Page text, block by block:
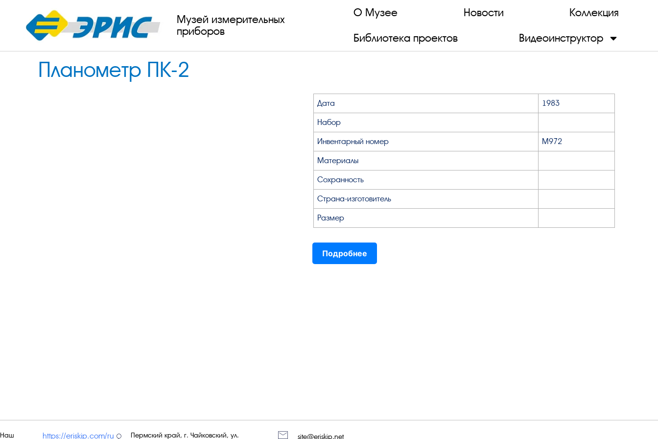
Музей измерительных
приборов
О Музее Новости Коллекция
Библиотека проектов Видеоинструктор
Планометр ПК-2
Дата 1983
Набор
Инвентарный номер М972
Материалы
Сохранность
Страна-изготовитель
Размер
Подробнее
Наш https://eriskip.com/ru Пермский край, г. Чайковский, ул. site@eriskip.net